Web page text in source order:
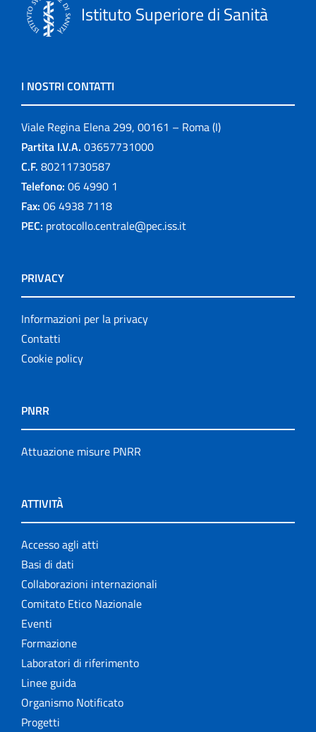
Istituto Superiore di Sanità
I NOSTRI CONTATTI
Viale Regina Elena 299, 00161 – Roma (I)
Partita I.V.A. 03657731000
C.F. 80211730587
Telefono: 06 4990 1
Fax: 06 4938 7118
PEC: protocollo.centrale@pec.iss.it
PRIVACY
Informazioni per la privacy
Contatti
Cookie policy
PNRR
Attuazione misure PNRR
ATTIVITÀ
Accesso agli atti
Basi di dati
Collaborazioni internazionali
Comitato Etico Nazionale
Eventi
Formazione
Laboratori di riferimento
Linee guida
Organismo Notificato
Progetti